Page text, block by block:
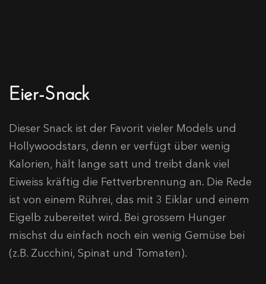
Eier-Snack
Dieser Snack ist der Favorit vieler Models und
Hollywoodstars, denn er verfügt über wenig
Kalorien, hält lange satt und treibt dank viel
Eiweiss kräftig die Fettverbrennung an. Die Rede
ist von einem Rührei, das mit 3 Eiklar und einem
Eigelb zubereitet wird. Bei grossem Hunger
mischst du einfach noch ein wenig Gemüse bei
(z.B. Zucchini, Spinat und Tomaten).